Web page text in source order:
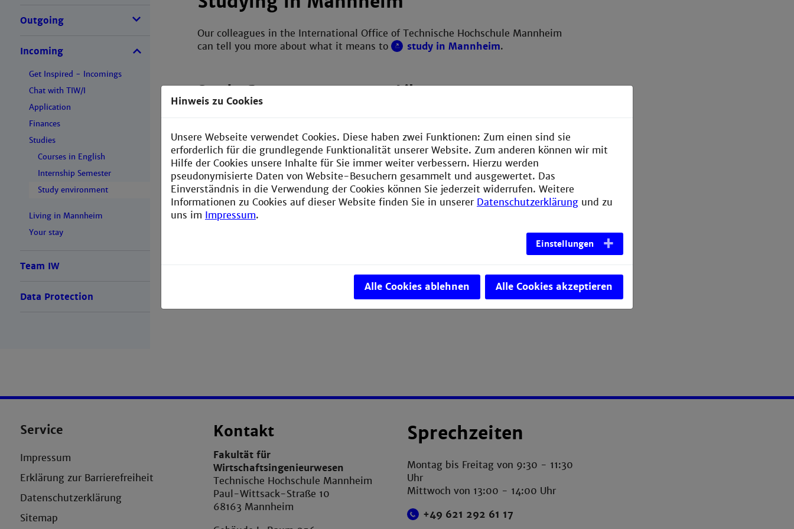
Outgoing
Incoming
Get Inspired - Incomings
Chat with TIW/I
Application
Finances
Studies
Courses in English
Internship Semester
Study environment
Living in Mannheim
Your stay
Team IW
Data Protection
Our colleagues in the International Office of Technische Hochschule Mannheim
can tell you more about what it means to
study in Mannheim.
Study German
Career Center
Library
offer >
Service
Impressum
Erklärung zur Barrierefreiheit
Datenschutzerklärung
Sitemap
Kontakt
Fakultät für
Wirtschaftsingenieurwesen
Technische Hochschule Mannheim
Paul-Wittsack-Straße 10
68163 Mannheim
Sprechzeiten
Montag bis Freitag von 9:30 - 11:30
Uhr
Mittwoch von 13:00 - 14:00 Uhr
+49 621 292 61 17
Hinweis zu Cookies
Unsere Webseite verwendet Cookies. Diese haben zwei Funktionen: Zum einen sind sie
erforderlich für die grundlegende Funktionalität unserer Website. Zum anderen können wir mit
Hilfe der Cookies unsere Inhalte für Sie immer weiter verbessern. Hierzu werden
pseudonymisierte Daten von Website-Besuchern gesammelt und ausgewertet. Das
Einverständnis in die Verwendung der Cookies können Sie jederzeit widerrufen. Weitere
Informationen zu Cookies auf dieser Website finden Sie in unserer Datenschutzerklärung und zu
uns im Impressum.
Einstellungen
Alle Cookies ablehnen Alle Cookies akzeptieren